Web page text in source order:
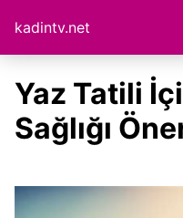
kadintv.net
Yaz Tatili
Sağlığı